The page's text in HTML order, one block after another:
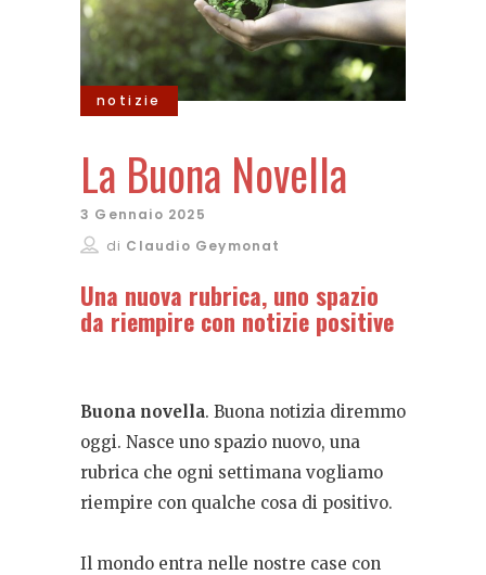
notizie
La Buona Novella
3 Gennaio 2025
di Claudio Geymonat
Una nuova rubrica, uno spazio
da riempire con notizie positive
Buona novella. Buona notizia diremmo
oggi. Nasce uno spazio nuovo, una
rubrica che ogni settimana vogliamo
riempire con qualche cosa di positivo.
Il mondo entra nelle nostre case con